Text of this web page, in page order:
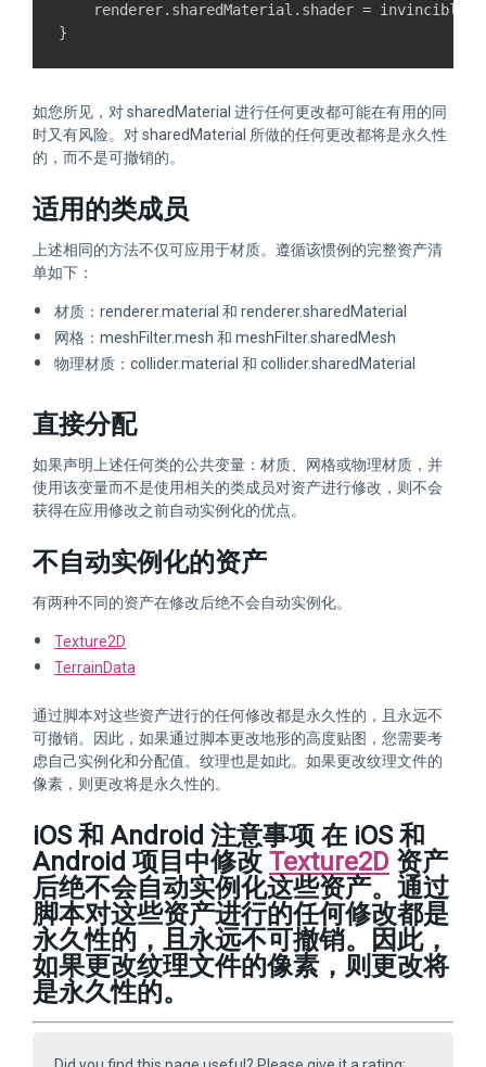
renderer.sharedMaterial.shader =
如您所见，对 sharedMaterial 进行任何更改都可能在有用的同
时又有风险。对 sharedMaterial 所做的任何更改都将是永久性
的，而不是可撤销的。
适用的类成员
上述相同的方法不仅可应用于材质。遵循该惯例的完整资产清
单如下：
材质：renderer.material 和 renderer.sharedMaterial
网格：meshFilter.mesh 和 meshFilter.sharedMesh
物理材质：collider.material 和 collider.sharedMaterial
直接分配
如果声明上述任何类的公共变量：材质、网格或物理材质，并
使用该变量而不是使用相关的类成员对资产进行修改，则不会
获得在应用修改之前自动实例化的优点。
不自动实例化的资产
有两种不同的资产在修改后绝不会自动实例化。
Texture2D
TerrainData
通过脚本对这些资产进行的任何修改都是永久性的，且永远不
可撤销。因此，如果通过脚本更改地形的高度贴图，您需要考
虑自己实例化和分配值。纹理也是如此。如果更改纹理文件的
像素，则更改将是永久性的。
iOS 和 Android 注意事项 在 iOS 和
Android 项目中修改 Texture2D 资产
后绝不会自动实例化这些资产。通过
脚本对这些资产进行的任何修改都是
永久性的，且永远不可撤销。因此，
如果更改纹理文件的像素，则更改将
是永久性的。